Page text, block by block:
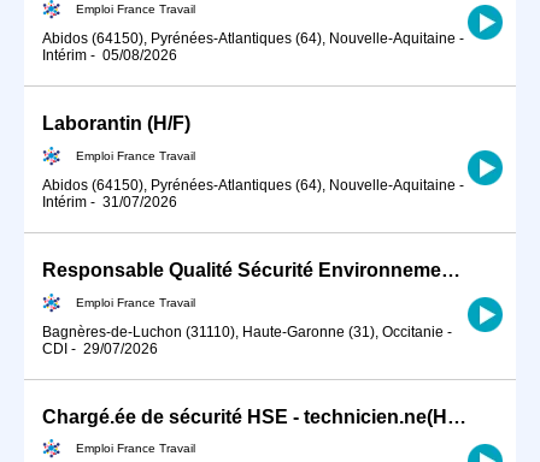
Emploi France Travail
Abidos (64150), Pyrénées-Atlantiques (64), Nouvelle-Aquitaine -
Intérim - 05/08/2026
Laborantin (H/F)
Emploi France Travail
Abidos (64150), Pyrénées-Atlantiques (64), Nouvelle-Aquitaine -
Intérim - 31/07/2026
Responsable Qualité Sécurité Environnement -QSE- en industrie (H/F)
Emploi France Travail
Bagnères-de-Luchon (31110), Haute-Garonne (31), Occitanie -
CDI - 29/07/2026
Chargé.ée de sécurité HSE - technicien.ne(H/F)
Emploi France Travail